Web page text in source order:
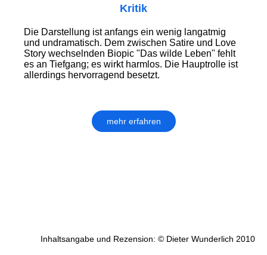
Kritik
Die Darstellung ist anfangs ein wenig langatmig
und undramatisch. Dem zwischen Satire und Love
Story wechselnden Biopic "Das wilde Leben" fehlt
es an Tiefgang; es wirkt harmlos. Die Hauptrolle ist
allerdings hervorragend besetzt.
mehr erfahren
Inhaltsangabe und Rezension: © Dieter Wunderlich 2010